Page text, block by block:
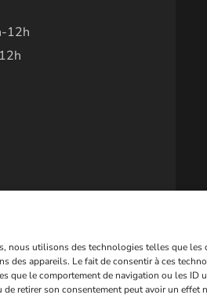
nous utilisons des technologies telles que les
des appareils. Le fait de consentir à ces
que le comportement de navigation ou les ID
de retirer son consentement peut avoir un effet
12h